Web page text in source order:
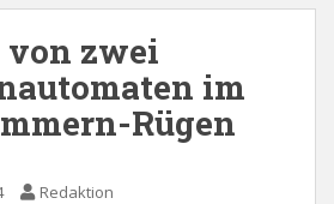
zwei
im
Rügen
Redaktion